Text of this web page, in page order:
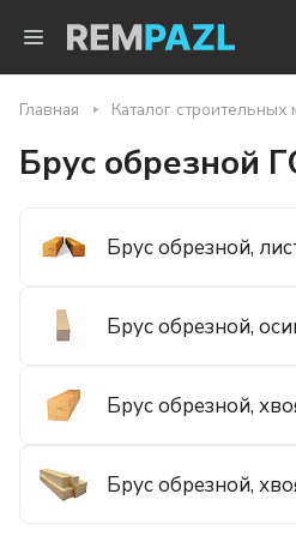
Главная Каталог строительных
Брус обрезной
Брус обрезной,
Брус обрезной,
Брус обрезной,
Брус обрезной,